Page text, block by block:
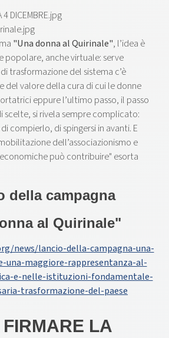
"Una donna al Quirinale", l’idea è
popolare, anche virtuale: serve
trasformazione del sistema c’è
del valore della cura di cui le donne
eppure l’ultimo passo, il passo
scelte, si rivela sempre complicato:
compierlo, di spingersi in avanti. E
dell’associazionismo e
può contribuire" esorta
della campagna
al Quirinale"
news/lancio-della-campagna-una-
una-maggiore-rappresentanza-al-
e-nelle-istituzioni-fondamentale-
trasformazione-del-paese
FIRMARE LA